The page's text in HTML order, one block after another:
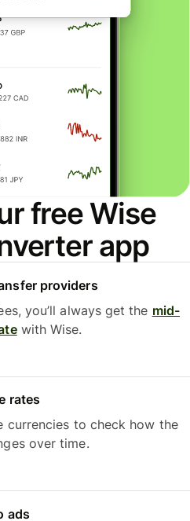
free Wise
app
providers
you’ll always get the mid-
with Wise.
rates
currencies to check how the
over time.
ads